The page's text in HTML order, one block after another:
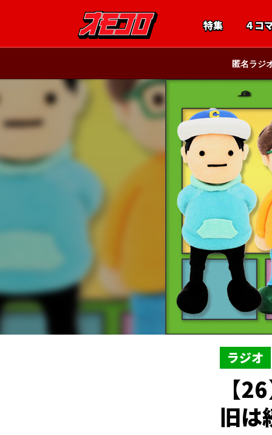
特集 ４コ
匿名ラジ
ラジオ
【
旧は